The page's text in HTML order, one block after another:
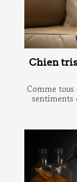
Chien
Comme
sentiments